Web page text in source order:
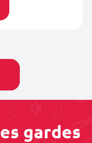
gardes